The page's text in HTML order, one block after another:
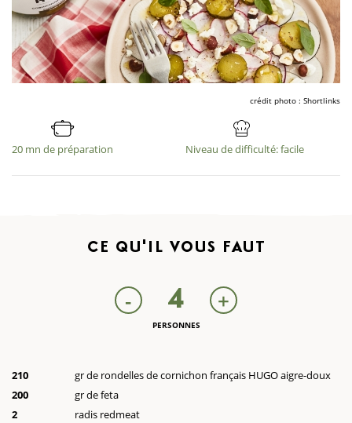
crédit photo : Shortlinks
20 mn de préparation Niveau de difficulté: facile
CE QU'IL VOUS FAUT
- 4 +
PERSONNES
210
gr de rondelles de cornichon français HUGO aigre-doux
200
gr de feta
2
radis redmeat